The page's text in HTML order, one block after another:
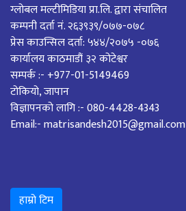
ग्लोबल मल्टीमिडिया प्रा.लि. द्वारा संचालित
कम्पनी दर्ता नं. २६३९३९/०७७-०७८
प्रेस काउन्सिल दर्ता: ५४४/२०७५ -०७६
कार्यालय काठमाडौं ३२ कोटेश्वर
सम्पर्क :- +977-01-5149469
टोकियो, जापान
विज्ञापनको लागि :- 080-4428-4343
Email:- matrisandesh2015@gmail.com
हाम्रो टिम